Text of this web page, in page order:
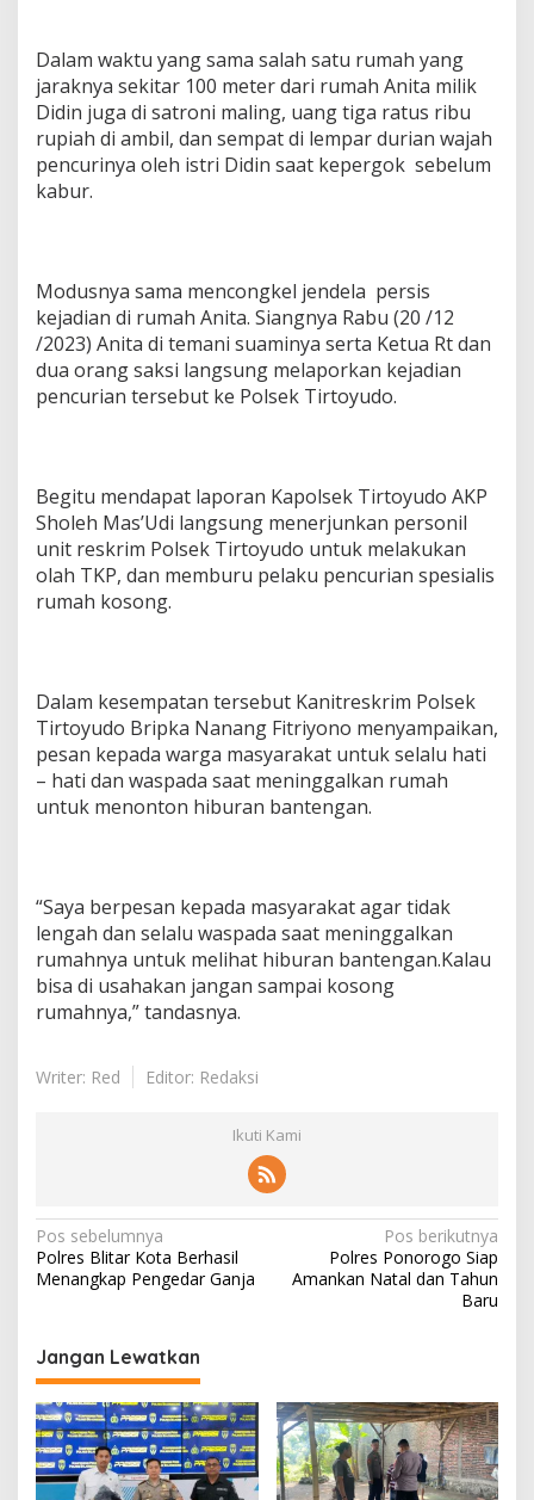
Dalam waktu yang sama salah satu rumah yang
jaraknya sekitar 100 meter dari rumah Anita milik
Didin juga di satroni maling, uang tiga ratus ribu
rupiah di ambil, dan sempat di lempar durian wajah
pencurinya oleh istri Didin saat kepergok sebelum
kabur.
Modusnya sama mencongkel jendela persis
kejadian di rumah Anita. Siangnya Rabu (20 /12
/2023) Anita di temani suaminya serta Ketua Rt dan
dua orang saksi langsung melaporkan kejadian
pencurian tersebut ke Polsek Tirtoyudo.
Begitu mendapat laporan Kapolsek Tirtoyudo AKP
Sholeh Mas’Udi langsung menerjunkan personil
unit reskrim Polsek Tirtoyudo untuk melakukan
olah TKP, dan memburu pelaku pencurian spesialis
rumah kosong.
Dalam kesempatan tersebut Kanitreskrim Polsek
Tirtoyudo Bripka Nanang Fitriyono menyampaikan,
pesan kepada warga masyarakat untuk selalu hati
– hati dan waspada saat meninggalkan rumah
untuk menonton hiburan bantengan.
“Saya berpesan kepada masyarakat agar tidak
lengah dan selalu waspada saat meninggalkan
rumahnya untuk melihat hiburan bantengan.Kalau
bisa di usahakan jangan sampai kosong
rumahnya,” tandasnya.
Writer: Red Editor: Redaksi
Ikuti Kami
N
a
i
g
a
s
i
Pos sebelumnya
Polres Blitar Kota Berhasil
Menangkap Pengedar Ganja
Pos berikutnya
Polres Ponorogo Siap
Amankan Natal dan Tahun
Baru
Jangan Lewatkan